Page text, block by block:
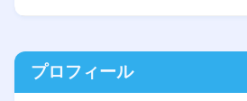
プロフィール